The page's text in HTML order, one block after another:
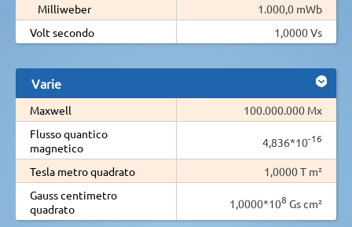
Milliweber
1.000,0 mWb
Volt secondo
1,0000 Vs
Varie
Maxwell
100.000.000 Mx
Flusso quantico
magnetico
4,836*10-16
Tesla metro quadrato
1,0000 T m²
Gauss centimetro
quadrato
1,0000*108 Gs cm²